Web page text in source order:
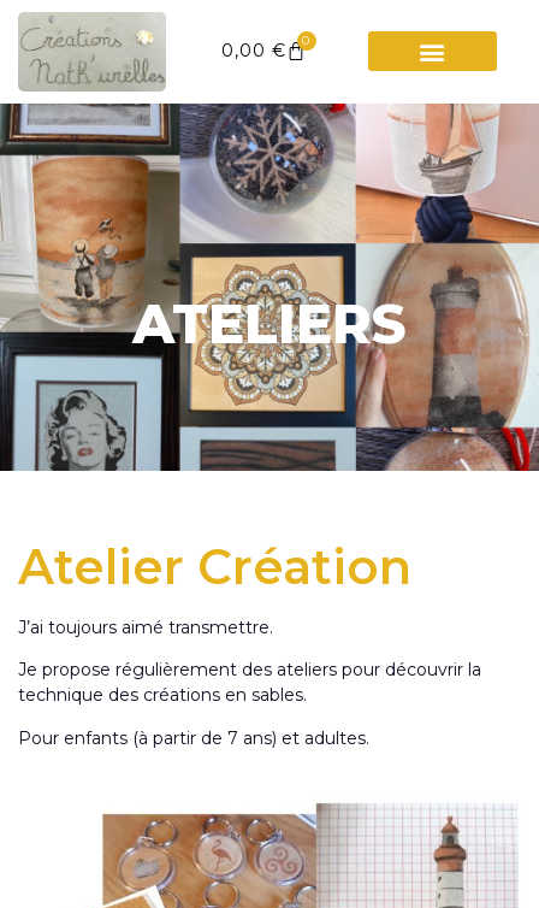
0,00 € 0
ATELIERS
Atelier Création
J’ai toujours aimé transmettre.
Je propose régulièrement des ateliers pour découvrir la
technique des créations en sables.
Pour enfants (à partir de 7 ans) et adultes.